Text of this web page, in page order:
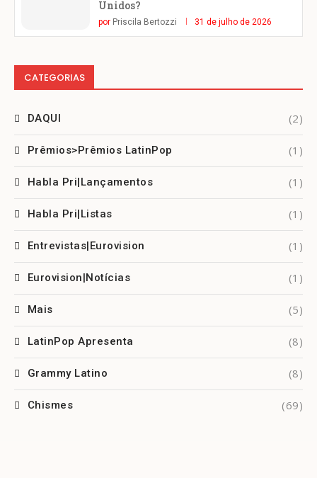
Unidos?
por Priscila Bertozzi 31 de julho de 2026
CATEGORIAS
DAQUI (2)
Prêmios>Prêmios LatinPop (1)
Habla Pri|Lançamentos (1)
Habla Pri|Listas (1)
Entrevistas|Eurovision (1)
Eurovision|Notícias (1)
Mais (5)
LatinPop Apresenta (8)
Grammy Latino (8)
Chismes (69)